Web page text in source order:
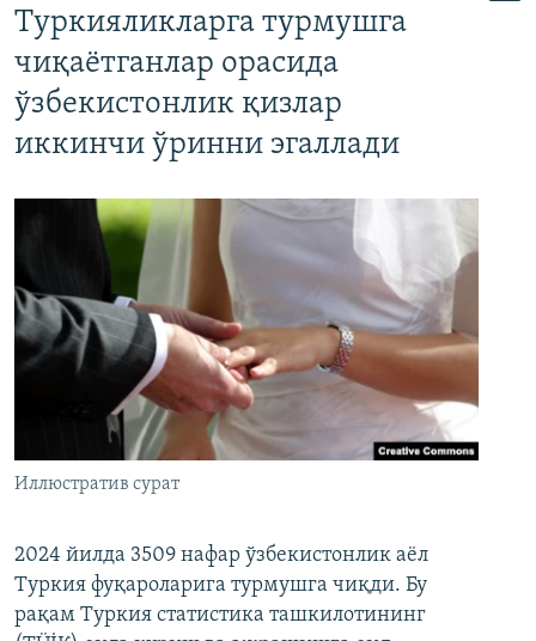
Туркияликларга турмушга
чиқаётганлар орасида
ўзбекистонлик қизлар
иккинчи ўринни эгаллади
Иллюстратив сурат
2024 йилда 3509 нафар ўзбекистонлик аёл
Туркия фуқароларига турмушга чиқди. Бу
рақам Туркия статистика ташкилотининг